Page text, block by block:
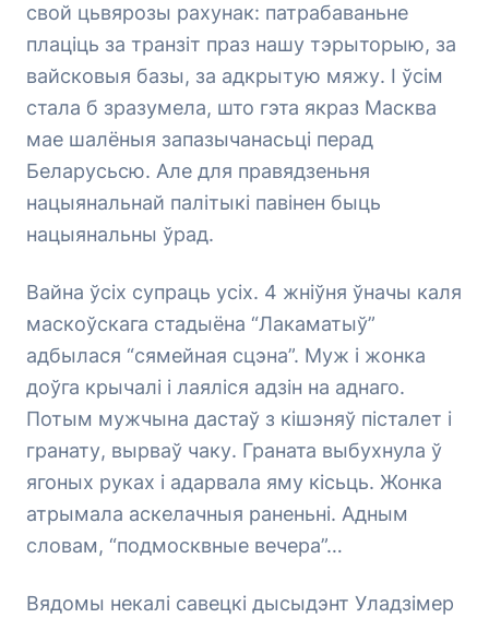
свой цьвярозы рахунак: патрабаваньне
плаціць за транзіт праз нашу тэрыторыю, за
вайсковыя базы, за адкрытую мяжу. І ўсім
стала б зразумела, што гэта якраз Масква
мае шалёныя запазычанасьці перад
Беларусьсю. Але для правядзеньня
нацыянальнай палітыкі павінен быць
нацыянальны ўрад.
Вайна ўсіх супраць усіх. 4 жніўня ўначы каля
маскоўскага стадыёна “Лакаматыў”
адбылася “сямейная сцэна”. Муж і жонка
доўга крычалі і лаяліся адзін на аднаго.
Потым мужчына дастаў з кішэняў пісталет і
гранату, вырваў чаку. Граната выбухнула ў
ягоных руках і адарвала яму кісьць. Жонка
атрымала аскелачныя раненьні. Адным
словам, “подмосквные вечера”…
Вядомы некалі савецкі дысыдэнт Уладзімер